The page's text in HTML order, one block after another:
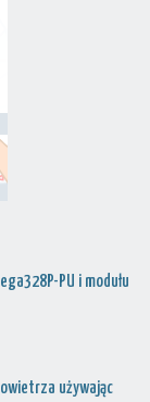
PU i modułu
używając